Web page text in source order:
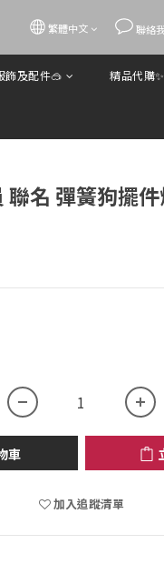
繁體中文 聯絡
飾及配件🥽 精品代購✨
聯名 彈簧狗擺
車
加入追蹤清單